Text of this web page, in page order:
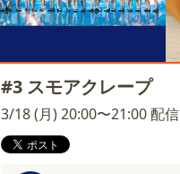
#3 スモアクレープ
3/18 (月) 20:00〜21:00 配信